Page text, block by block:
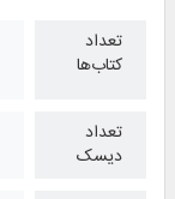
تعداد
کتاب‌ها
تعداد
دیسک